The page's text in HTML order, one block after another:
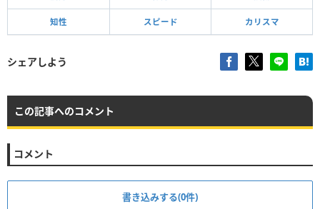
知性 スピード カリスマ
シェアしよう
この記事へのコメント
コメント
書き込みする(0件)